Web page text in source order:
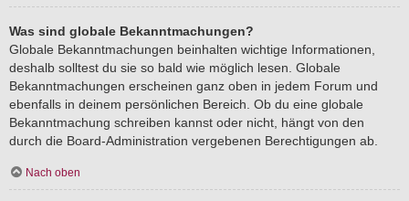
Was sind globale Bekanntmachungen?
Globale Bekanntmachungen beinhalten wichtige Informationen,
deshalb solltest du sie so bald wie möglich lesen. Globale
Bekanntmachungen erscheinen ganz oben in jedem Forum und
ebenfalls in deinem persönlichen Bereich. Ob du eine globale
Bekanntmachung schreiben kannst oder nicht, hängt von den
durch die Board-Administration vergebenen Berechtigungen ab.
Nach oben